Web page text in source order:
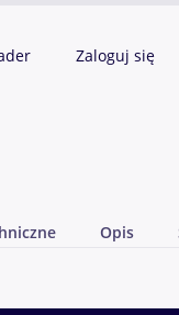
Zaloguj się
Opis